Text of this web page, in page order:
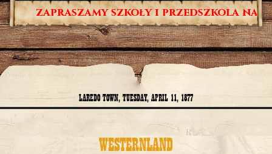
szkoły i przedszkola na
LAREDO TOWN, TUESDAY, APRIL 11, 1877
WESTERNLAND